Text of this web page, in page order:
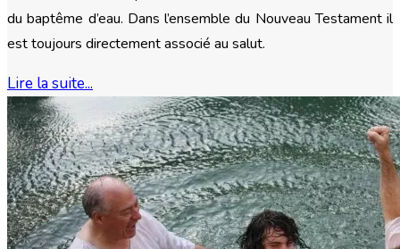
du baptême d’eau. Dans l’ensemble du Nouveau Testament il
est toujours directement associé au salut.
Lire la suite...